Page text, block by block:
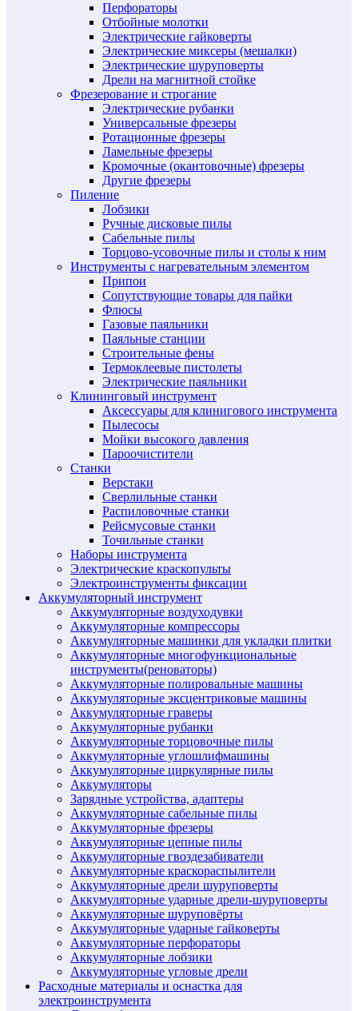
Перфораторы
Отбойные молотки
Электрические гайковерты
Электрические миксеры (мешалки)
Электрические шуруповерты
Дрели на магнитной стойке
Фрезерование и строгание
Электрические рубанки
Универсальные фрезеры
Ротационные фрезеры
Ламельные фрезеры
Кромочные (окантовочные) фрезеры
Другие фрезеры
Пиление
Лобзики
Ручные дисковые пилы
Сабельные пилы
Торцово-усовочные пилы и столы к ним
Инструменты с нагревательным элементом
Припои
Сопутствующие товары для пайки
Флюсы
Газовые паяльники
Паяльные станции
Строительные фены
Термоклеевые пистолеты
Электрические паяльники
Клининговый инструмент
Аксессуары для клинигового инструмента
Пылесосы
Мойки высокого давления
Пароочистители
Станки
Верстаки
Сверлильные станки
Распиловочные станки
Рейсмусовые станки
Точильные станки
Наборы инструмента
Электрические краскопульты
Электроинструменты фиксации
Аккумуляторный инструмент
Аккумуляторные воздуходувки
Аккумуляторные компрессоры
Аккумуляторные машинки для укладки плитки
Аккумуляторные многофункциональные
инструменты(реноваторы)
Аккумуляторные полировальные машины
Аккумуляторные эксцентриковые машины
Аккумуляторные граверы
Аккумуляторные рубанки
Аккумуляторные торцовочные пилы
Аккумуляторные углошлифмашины
Аккумуляторные циркулярные пилы
Аккумуляторы
Зарядные устройства, адаптеры
Аккумуляторные сабельные пилы
Аккумуляторные фрезеры
Аккумуляторные цепные пилы
Аккумуляторные гвоздезабиватели
Аккумуляторные краскораспылители
Аккумуляторные дрели шуруповерты
Аккумуляторные ударные дрели-шуруповерты
Аккумуляторные шуруповёрты
Аккумуляторные ударные гайковерты
Аккумуляторные перфораторы
Аккумуляторные лобзики
Аккумуляторные угловые дрели
Расходные материалы и оснастка для
электроинструмента